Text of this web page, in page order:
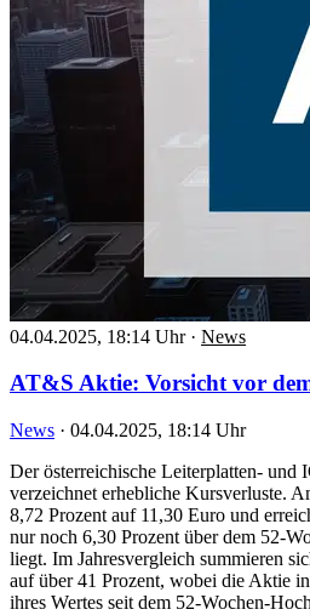
04.04.2025, 18:14 Uhr · News
AT&S Aktie: Vorsicht vor
News · 04.04.2025, 18:14 Uhr
Der österreichische Leiterplatten- und
verzeichnet erhebliche Kursverluste.
8,72 Prozent auf 11,30 Euro und
nur noch 6,30 Prozent über dem 52-
liegt. Im Jahresvergleich summieren
auf über 41 Prozent, wobei die Aktie
ihres Wertes seit dem 52-Wochen-